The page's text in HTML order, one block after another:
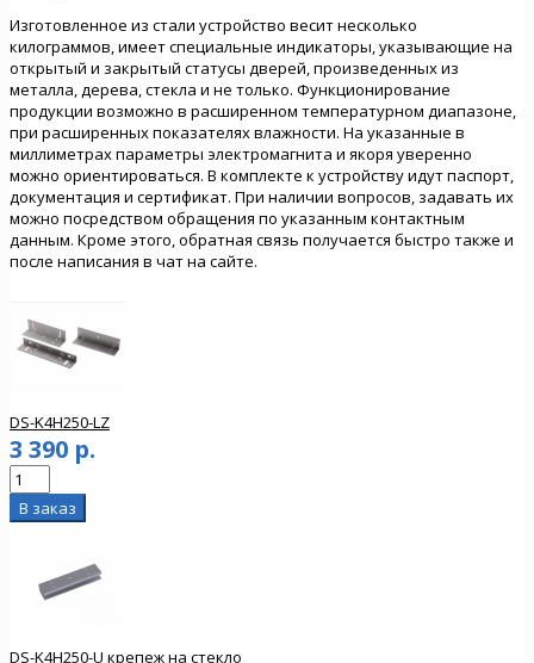
Изготовленное из стали устройство весит несколько
килограммов, имеет специальные индикаторы, указывающие на
открытый и закрытый статусы дверей, произведенных из
металла, дерева, стекла и не только. Функционирование
продукции возможно в расширенном температурном диапазоне,
при расширенных показателях влажности. На указанные в
миллиметрах параметры электромагнита и якоря уверенно
можно ориентироваться. В комплекте к устройству идут паспорт,
документация и сертификат. При наличии вопросов, задавать их
можно посредством обращения по указанным контактным
данным. Кроме этого, обратная связь получается быстро также и
после написания в чат на сайте.
DS-K4H250-LZ
3 390 р.
DS-K4H250-U крепеж на стекло